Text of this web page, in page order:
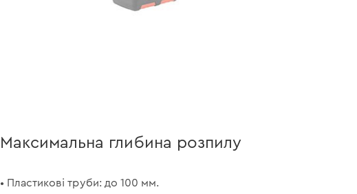
Максимальна глибина розпилу
• Пластикові труби: до 100 мм.